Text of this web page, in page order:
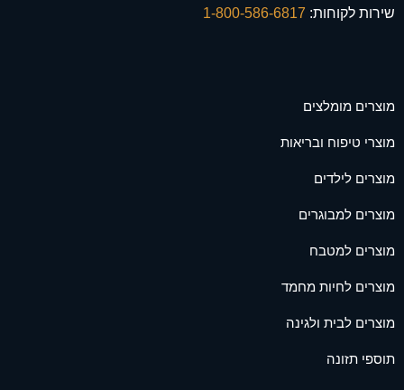
שירות לקוחות:
מוצרים מומלצים
מוצרי טיפוח ובריאות
מוצרים לילדים
מוצרים למבוגרים
מוצרים למטבח
מוצרים לחיות מחמד
מוצרים לבית ולגינה
תוספי תזונה